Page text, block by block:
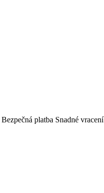
Bezpečná platba Snadné vracení